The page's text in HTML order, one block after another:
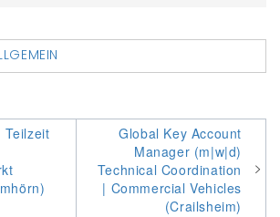
Teilzeit
Global Key Account
Manager (m|w|d)
Technical Coordination
| Commercial Vehicles
(Crailsheim)